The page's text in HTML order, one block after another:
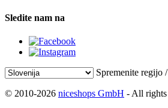
Sledite nam na
Spremenite regijo
© 2010-2026 niceshops GmbH - All rights